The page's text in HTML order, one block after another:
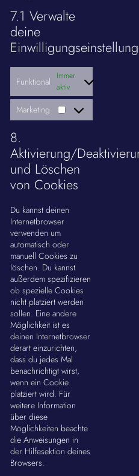
7.1 Verwalte
deine
Funktional
Immer
aktiv
Marketing
8.
Aktivierung/
und Löschen
von Cookies
Du kannst deinen
Internetbrowser
verwenden um
automatisch oder
manuell Cookies zu
löschen. Du kannst
außerdem spezifizieren
ob spezielle Cookies
nicht platziert werden
sollen. Eine andere
Möglichkeit ist es
deinen Internetbrowser
derart einzurichten,
dass du jedes Mal
benachrichtigt wirst,
wenn ein Cookie
platziert wird. Für
weitere Information
über diese
Möglichkeiten beachte
die Anweisungen in
der Hilfesektion deines
Browsers.